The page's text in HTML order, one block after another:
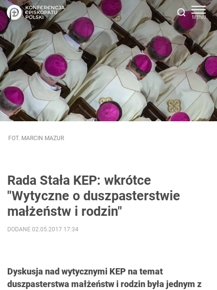
FOT. MARCIN MAZUR
Rada Stała KEP: wkrótce
"Wytyczne o duszpasterstwie
małżeństw i rodzin"
Dyskusja nad wytycznymi KEP na temat
duszpasterstwa małżeństw i rodzin była jednym z
DODANE 02.05.2017 17:34